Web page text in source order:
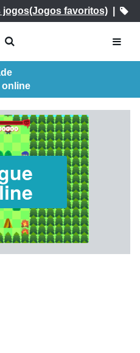
jogos(Jogos favoritos)|
online